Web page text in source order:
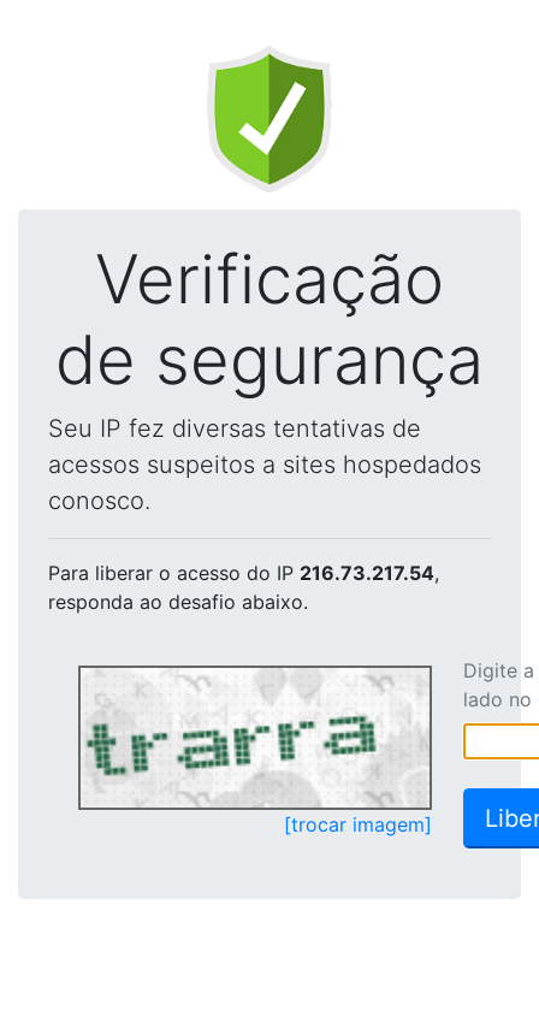
Verificação
de segurança
Seu IP fez diversas tentativas de
acessos suspeitos a sites hospedados
conosco.
Para liberar o acesso do IP 216.73.217.54,
responda ao desafio abaixo.
[trocar imagem]
Digite
lado no